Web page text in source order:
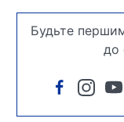
Будьте
до